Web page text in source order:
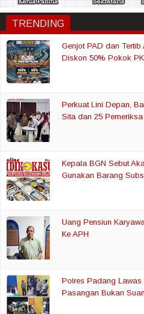
TRENDING
Genjot PAD dan
Diskon 50% Pokok
Perkuat Lini Depan,
Sita dan 25
Kepala BGN Sebut
Gunakan Barang
Uang Pensiun
Ke APH
Polres Padang Lawas
Pasangan Bukan